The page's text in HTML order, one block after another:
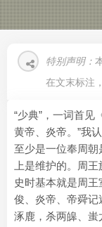
特别声明：
在文末标注
“少典”，一词首见
黄帝、炎帝。”我
至少是一位奉周
上是维护的。周
史时基本就是周
俊、炎帝、帝舜记
涿鹿，杀两皞、蚩